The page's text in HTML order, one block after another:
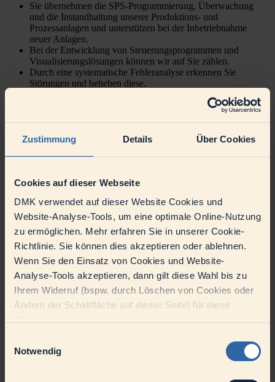
Zustimmung Details Über Cookies
Cookies auf dieser Webseite
DMK verwendet auf dieser Website Cookies und
Website-Analyse-Tools, um eine optimale Online-Nutzung
zu ermöglichen. Mehr erfahren Sie in unserer Cookie-
Richtlinie. Sie können dies akzeptieren oder ablehnen.
Wenn Sie den Einsatz von Cookies und Website-
Analyse-Tools akzeptieren, dann gilt diese Wahl bis zu
Ihrem Widerruf (bspw. durch Löschen von Cookies oder
Ändern der Schaltfläche auf dieser Seite) für diese
Notwendig
Sie übernehmen die SPS-Programmierung, Überwachung
und die Instandhaltung unserer Produktions- und
Prozessanlagen und unterstützen bei der Inbetriebnahme
neuer Anlagen.
Bei der Entwicklung von Steuerungsprogrammen und
Visualisierungslösungen können wir auf Sie zählen.
Durch eine systematische Fehleranalyse erkennen Sie
Störungen und beheben diese.
zur kontinuierlichen Optimierung ableiten und umsetzen.
Generell leisten Sie mit Ihrem Einsatz einen wertvollen
Verlusten und Störquoten an unseren Anlagen.
Ihren Aufgaben.
Passt zu uns | Ihr Profil
Erfolgreich abgeschlossene Ausbildung zum Elektroniker
(m/w/d) für Betriebstechnik, Elektroniker (m/w/d) für
Automatisierungstechnik, Mechatroniker (m/w/d) o. ä. plus
idealerweise entsprechende Weiterbildung zum Meister /
Techniker (m/w/d)
Fundiertes Know-how in elektronischer Mess-, Regel- und
Sehr gute Kenntnisse in Siemens S7 und TIA-Portal,
idealerweise vertraut mit Schneider Steuerungen
Überzeugt ganz sicher | Unser Angebot
einer attraktiven tariflichen Vergütung inklusive betrieblicher
Altersvorsorge und Urlaubsgeld – nach einem Jahr